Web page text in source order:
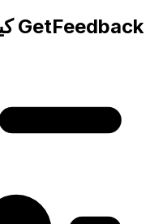
كيفية استهداف مستخدمي GetFeedback